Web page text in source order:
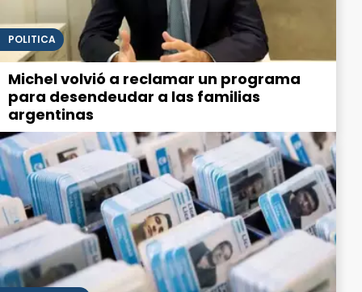
POLITICA
Michel volvió a reclamar un programa
para desendeudar a las familias
argentinas